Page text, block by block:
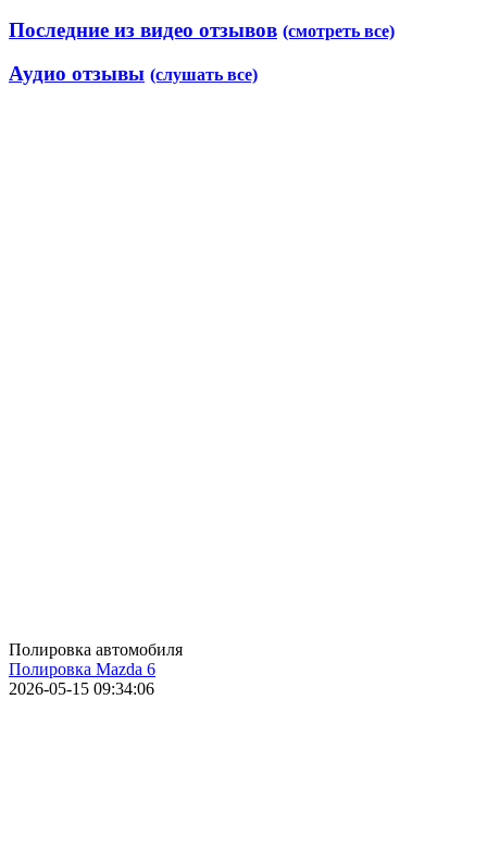
Последние из видео отзывов (смотреть все)
Аудио отзывы (слушать все)
Полировка автомобиля
Полировка Mazda 6
2026-05-15 09:34:06